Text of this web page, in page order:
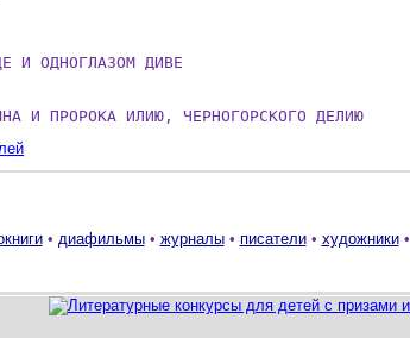
И ОДНОГЛАЗОМ ДИВЕ
И ПРОРОКА ИЛИЮ, ЧЕРНОГОРСКОГО ДЕЛИЮ
• диафильмы• журналы• писатели• художники•